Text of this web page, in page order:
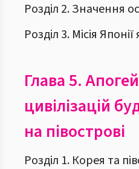
Розділ 2. Значення
Розділ 3. Місія
Глава 5.
цивілізацій
на півострові
Розділ 1. Корея та